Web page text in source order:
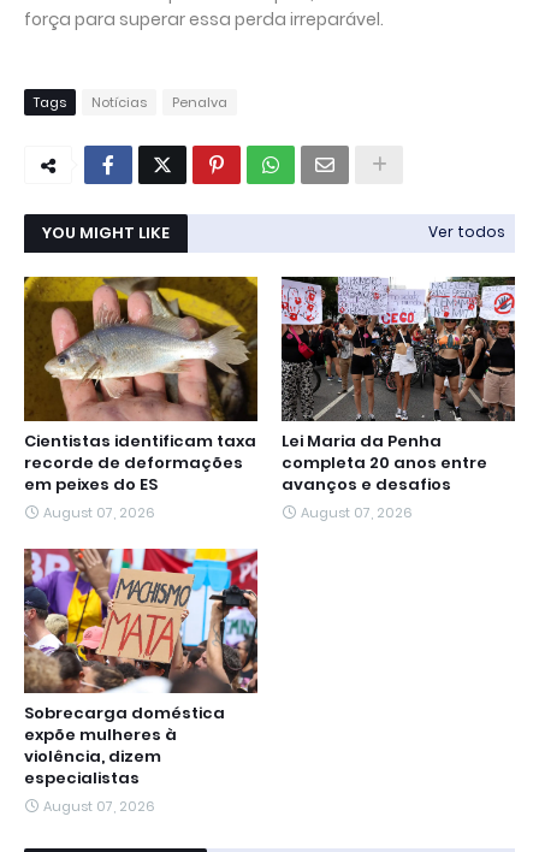
força para superar essa perda irreparável.
Tags Notícias Penalva
YOU MIGHT LIKE Ver todos
Cientistas identificam taxa
recorde de deformações
em peixes do ES
August 07, 2026
Lei Maria da Penha
completa 20 anos entre
avanços e desafios
August 07, 2026
Sobrecarga doméstica
expõe mulheres à
violência, dizem
especialistas
August 07, 2026